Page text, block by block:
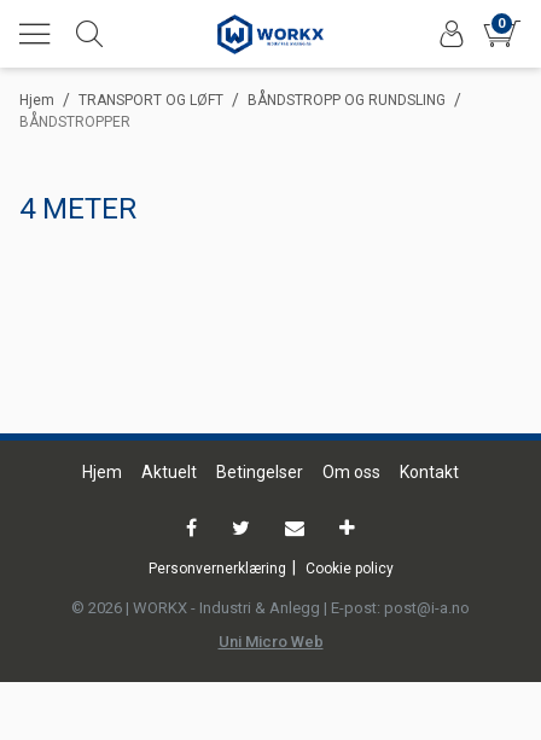
0
/
Hjem /
TRANSPORT OG LØFT /
BÅNDSTROPP OG RUNDSLING
BÅNDSTROPPER
4 METER
Hjem Aktuelt Betingelser Om oss Kontakt
Personvernerklæring Cookie policy
© 2026 | WORKX - Industri & Anlegg | E-post: post@i-a.no
Uni Micro Web